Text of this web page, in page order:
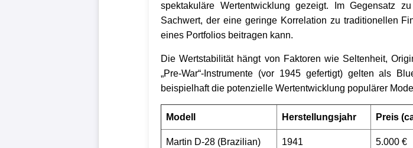
spektakuläre Wertentwicklung gezeigt. Im Gegensatz
Sachwert, der eine geringe Korrelation zu traditionellen
eines Portfolios beitragen kann.
Die Wertstabilität hängt von Faktoren wie Seltenheit,
„Pre-War“-Instrumente (vor 1945 gefertigt) gelten als
beispielhaft die potenzielle Wertentwicklung populärer
Modell Herstellungsjahr Preis
Martin D-28 (Brazilian) 1941 5.000 €